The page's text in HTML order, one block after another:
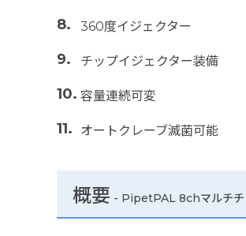
360度イジェクター
チップイジェクター装備
容量連続可変
オートクレーブ滅菌可能
概要 - PipetPAL 8chマルチ